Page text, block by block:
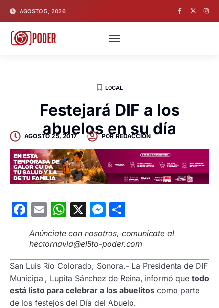
AGOSTO 5, 2026
LOCAL
Festejará DIF a los
abuelos en su día
AGOSTO 25, 2017 PORREDACCION
Facebook
EmailWhatsApp
X Messenger
Anúnciate con nosotros, comunícate al
hectornavia@el5to-poder.com
San Luis Río Colorado, Sonora.- La Presidenta de DIF
Municipal, Lupita Sánchez de Reina, informó que todo
está listo para celebrar a los abuelitos como parte
de los festejos del Día del Abuelo.